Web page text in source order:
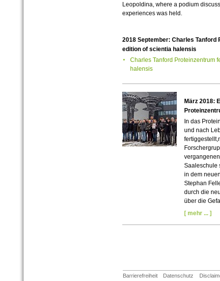
Leopoldina, where a podium
experiences was held.
2018 September: Charles
edition of scientia halensis
Charles Tanford Proteinzentrum
halensis
März 2018:
In das
und nach
Saaleschule
in dem
Stephan
durch die
über die
[ mehr ... ]
Barrierefreiheit Datenschutz